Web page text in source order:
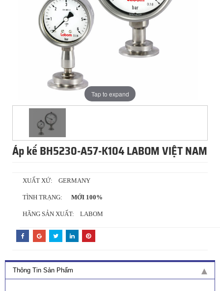
Tap to expand
Áp kế BH5230-A57-K104 LABOM VIỆT NAM
XUẤT XỨ: GERMANY
TÌNH TRẠNG: MỚI 100%
HÃNG SẢN XUẤT: LABOM
Thông Tin Sản Phẩm